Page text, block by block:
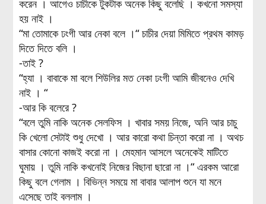
করেন । আগেও চাচীকে টুকটাক অনেক কিছু বলেছি । কখনো সমস্যা
হয় নাই ।
“মা তোমাকে ঢংগী আর নেকা বলে ।“ চাচীর দেয়া মিমিতে প্রথম কামড়
দিতে দিতে বলি ।
-তাই ?
“হ্যা । বাবাকে মা বলে শিউলির মত নেকা ঢংগী আমি জীবনেও দেখি
নাই । “
-আর কি বলেরে ?
“বলে তুমি নাকি অনেক সেলফিস । খাবার সময় নিজে, অনি আর চাচু
কি খেলো সেটাই শুধু দেখো । আর কারো কথা চিন্তা করো না । অথচ
বাসার কোনো কাজই করো না । মেহমান আসলে অনেকেই মাটিতে
ঘুমায় । তুমি নাকি কখনোই নিজের বিছানা ছারো না ।“ এরকম আরো
কিছু বলে গেলাম । বিভিন্ন সময়ে মা বাবার আলাপ শুনে যা মনে
এসেছে তাই বললাম ।